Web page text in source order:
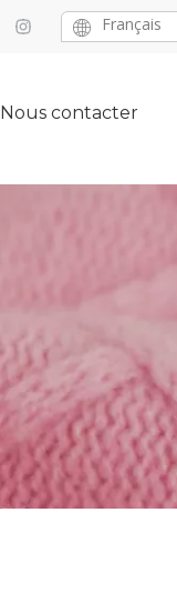
Français
Nous contacter